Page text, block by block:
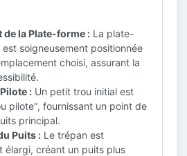
la Plate-forme : La plate-
soigneusement positionnée
choisi, assurant la
: Un petit trou initial est
pilote", fournissant un point de
principal.
Puits : Le trépan est
élargi, créant un puits plus